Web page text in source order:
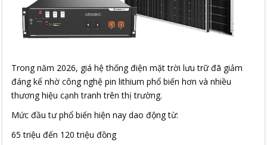
Trong năm 2026, giá hệ thống điện mặt trời lưu trữ đã giảm
đáng kể nhờ công nghệ pin lithium phổ biến hơn và nhiều
thương hiệu cạnh tranh trên thị trường.
Mức đầu tư phổ biến hiện nay dao động từ:
65 triệu đến 120 triệu đồng